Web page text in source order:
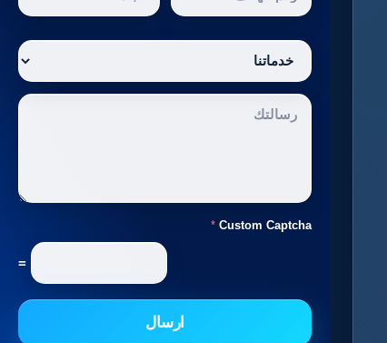
Custom Captcha
*
=
ارسال